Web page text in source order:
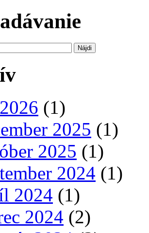
(1)
2025 (1)
2025 (1)
2024 (1)
2024 (1)
2024 (2)